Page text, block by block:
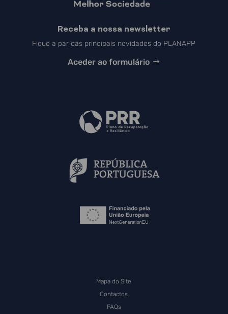
Receba a nossa newsletter
Fique a par das principais novidades do PLANAPP
Aceder ao formulário
Mapa do Site
Contactos
FAQs